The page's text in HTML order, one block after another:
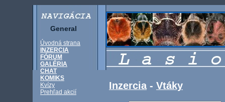
General
Úvodná strana
INZERCIA
FÓRUM
GALÉRIA
CHAT
KOMIKS
Kvízy
Prehľad akcií
Inzercia- Vtáky